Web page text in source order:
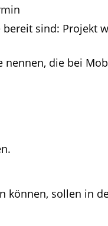
sind: Projekt
nennen, die bei
können, sollen in